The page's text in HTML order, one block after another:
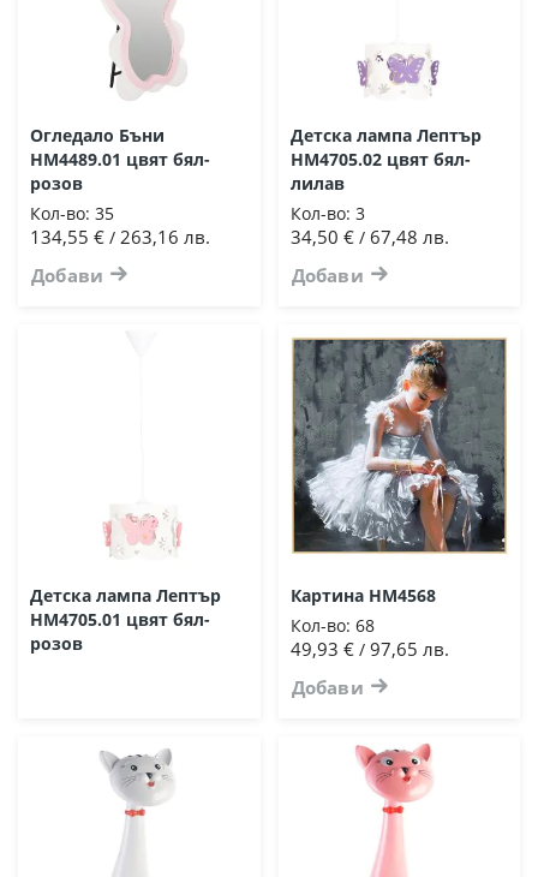
Огледало Бъни
HM4489.01 цвят бял-
розов
Кол-во: 35
134,55 € / 263,16 лв.
Добави
Детска лампа Лептър
HM4705.02 цвят бял-
лилав
Кол-во: 3
34,50 €/ 67,48 лв.
Добави
Детска лампа Лептър
HM4705.01 цвят бял-
розов
Картина HM4568
Кол-во: 68
49,93 €/ 97,65 лв.
Добави